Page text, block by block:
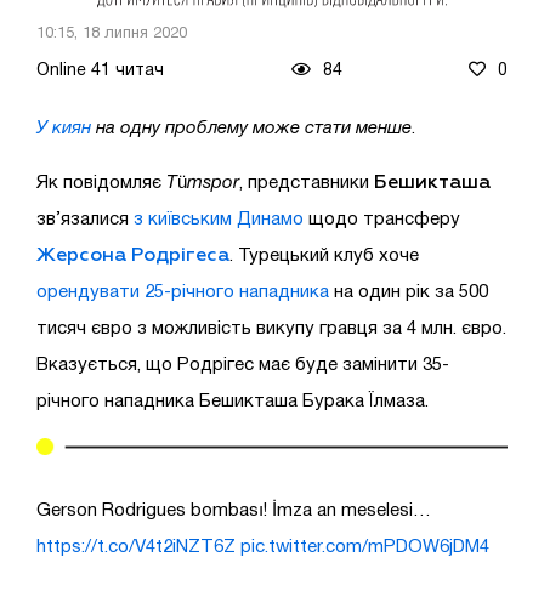
10:15, 18 липня 2020
Online 41 читач 84 0
У киян на одну проблему може стати менше
Як повідомляє Tümspor, представники Бешикташа
зв’язалися з київським Динамо щодо трансферу
Жерсона Родрігеса . Турецький клуб хоче
орендувати 25-річного нападника на один рік за 500
тисяч євро з можливість викупу гравця за 4 млн. євро.
Вказується, що Родрігес має буде замінити 35-
річного нападника Бешикташа Бурака Їлмаза.
Gerson Rodrigues bombası! İmza an meselesi…
https://t.co/V4t2iNZT6Z pic.twitter.com/mPDOW6jDM4